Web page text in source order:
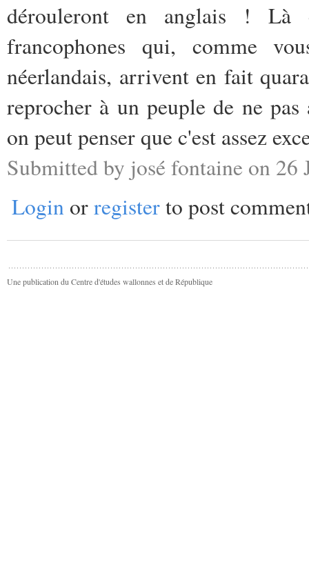
dérouleront en anglais ! Là
francophones qui, comme
néerlandais, arrivent en fait
reprocher à un peuple de ne
on peut penser que c'est assez
Submitted by josé fontaine on 26
Loginorregisterto post
Une publication du Centre d'études wallonnes et de République